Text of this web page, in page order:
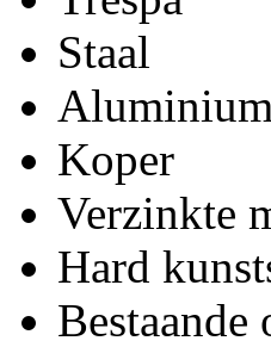
Staal
Aluminium
Koper
Verzinkte
Hard
Bestaande